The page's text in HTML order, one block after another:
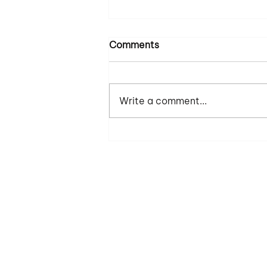
High standard, low
(than thở) với mình về các vấn
đề bạn đang có: như là trưởng
Comments
Write a comment...